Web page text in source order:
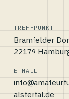
TREFFPUNKT
Bramfelder
22179
E-MAIL
alstertal.de